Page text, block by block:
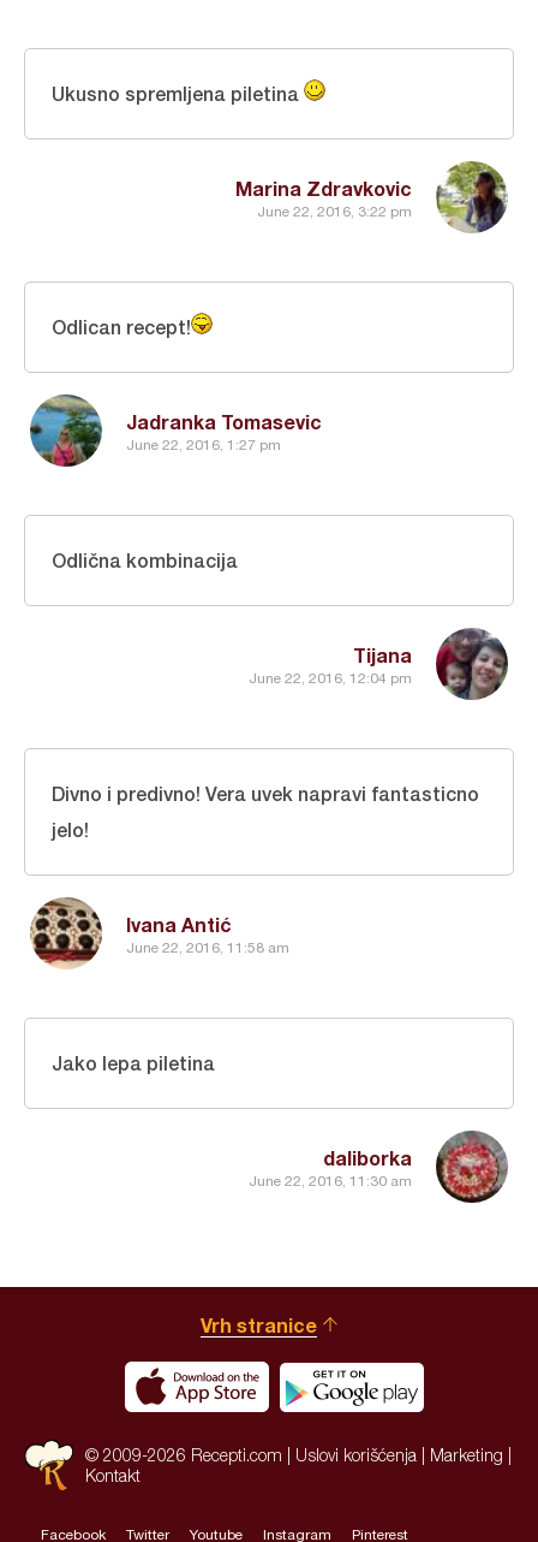
Marina Zdravkovic
June 22, 2016, 3:22 pm
Ukusno spremljena piletina
Jadranka Tomasevic
June 22, 2016, 1:27 pm
Odlican recept!
Tijana
June 22, 2016, 12:04 pm
Odlična kombinacija
Ivana Antić
June 22, 2016, 11:58 am
Divno i predivno! Vera uvek napravi fantasticno
jelo!
daliborka
June 22, 2016, 11:30 am
Jako lepa piletina
Vrh stranice
© 2009-2026 Recepti.com | Uslovi korišćenja Marketing
Kontakt
Facebook Twitter Youtube Instagram Pinterest